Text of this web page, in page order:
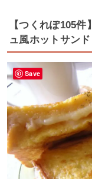
【つくれぽ105
ュ風ホットサンド
Save